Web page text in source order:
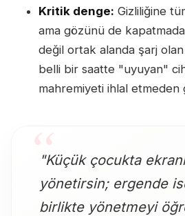
Kritik denge: Gizliliğine
ama gözünü de
değil ortak alanda şarj
belli bir saatte "uyuyan"
mahremiyeti ihlal etmeden
"Küçük çocukta
yönetirsin; ergende
birlikte yönetmeyi